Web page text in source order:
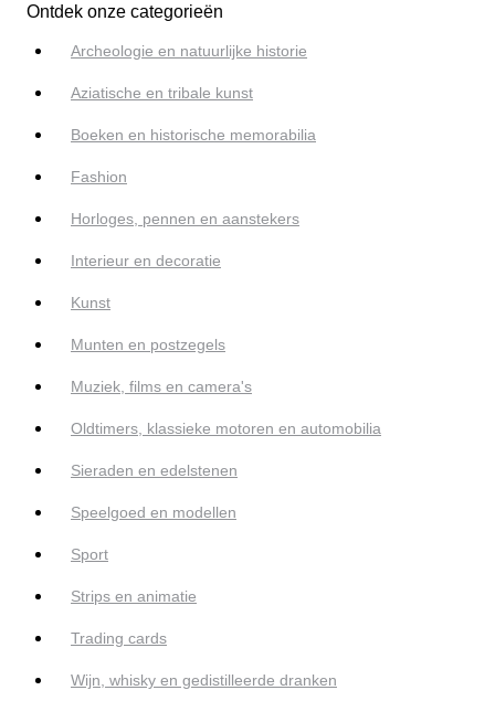
Ontdek onze categorieën
Archeologie en natuurlijke historie
Aziatische en tribale kunst
Boeken en historische memorabilia
Fashion
Horloges, pennen en aanstekers
Interieur en decoratie
Kunst
Munten en postzegels
Muziek, films en camera's
Oldtimers, klassieke motoren en automobilia
Sieraden en edelstenen
Speelgoed en modellen
Sport
Strips en animatie
Trading cards
Wijn, whisky en gedistilleerde dranken